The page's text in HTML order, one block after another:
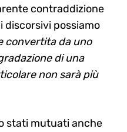
contraddizione
discorsivi possiamo
convertita da uno
di una
non sarà più
stati mutuati anche